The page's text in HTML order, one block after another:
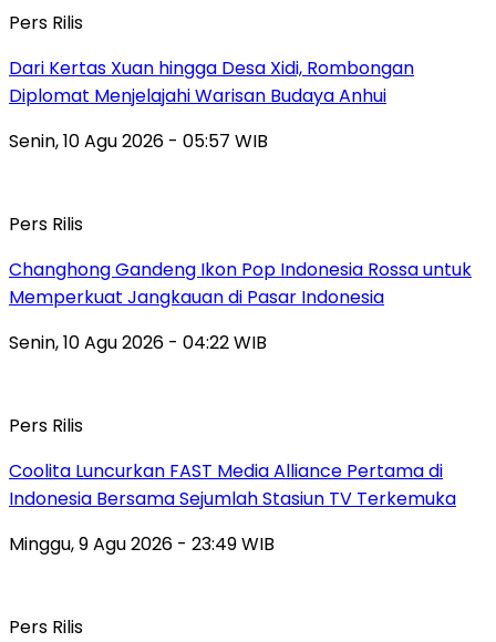
Pers Rilis
Dari Kertas Xuan hingga Desa Xidi, Rombongan
Diplomat Menjelajahi Warisan Budaya Anhui
Senin, 10 Agu 2026 - 05:57 WIB
Pers Rilis
Changhong Gandeng Ikon Pop Indonesia Rossa untuk
Memperkuat Jangkauan di Pasar Indonesia
Senin, 10 Agu 2026 - 04:22 WIB
Pers Rilis
Coolita Luncurkan FAST Media Alliance Pertama di
Indonesia Bersama Sejumlah Stasiun TV Terkemuka
Minggu, 9 Agu 2026 - 23:49 WIB
Pers Rilis